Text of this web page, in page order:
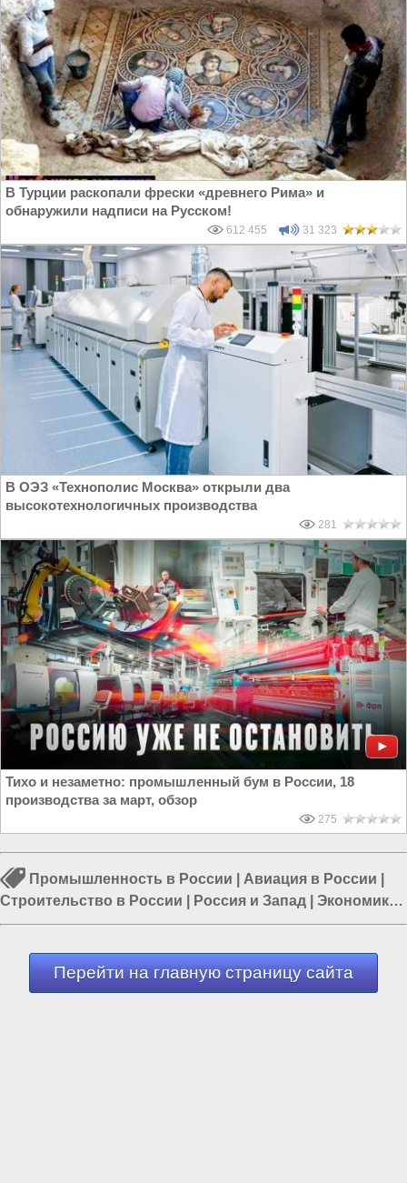
В Турции раскопали фрески «древнего Рима» и
обнаружили надписи на Русском!
612 455 31 323
В ОЭЗ «Технополис Москва» открыли два
высокотехнологичных производства
281
Тихо и незаметно: промышленный бум в России, 18
производства за март, обзор
275
Промышленность в России Авиация в России
Строительство в России
Россия и Запад
Экономика
в России|Россия и Евразия|Строительство заводов
Перейти на главную страницу сайта